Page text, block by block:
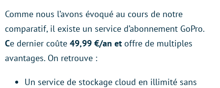
Comme nous l’avons évoqué au cours de notre
comparatif, il existe un service d’abonnement GoPro.
Ce dernier coûte 49,99 €/an et offre de multiples
avantages. On retrouve :
Un service de stockage cloud en illimité sans